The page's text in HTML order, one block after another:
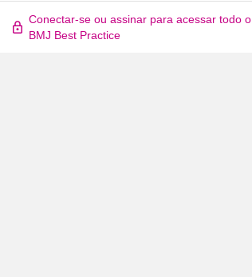
Conectar-se ou assinar para acessar todo o
BMJ Best Practice